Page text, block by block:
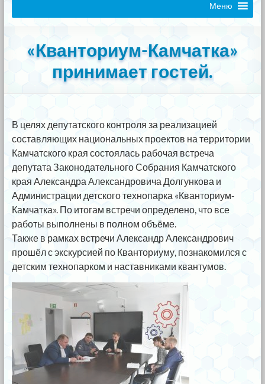
Меню
«Кванториум-Камчатка»
принимает гостей.
В целях депутатского контроля за реализацией
составляющих национальных проектов на территории
Камчатского края состоялась рабочая встреча
депутата Законодательного Собрания Камчатского
края Александра Александровича Долгункова и
Администрации детского технопарка «Кванториум-
Камчатка». По итогам встречи определено, что все
работы выполнены в полном объёме.
Также в рамках встречи Александр Александрович
прошёл с экскурсией по Кванториуму, познакомился с
детским технопарком и наставниками квантумов.